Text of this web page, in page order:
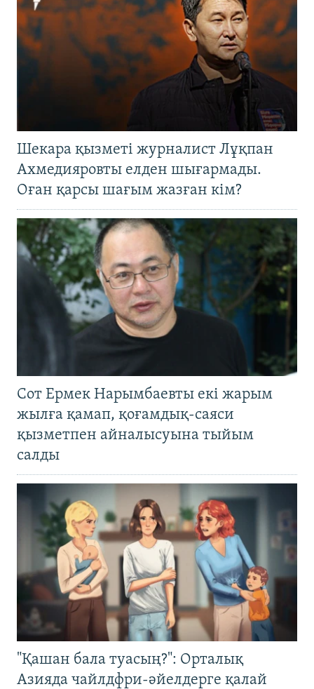
Шекара қызметі журналист Лұқпан
Ахмедияровты елден шығармады.
Оған қарсы шағым жазған кім?
Сот Ермек Нарымбаевты екі жарым
жылға қамап, қоғамдық-саяси
қызметпен айналысуына тыйым
салды
"Қашан бала туасың?": Орталық
Азияда чайлдфри-әйелдерге қалай